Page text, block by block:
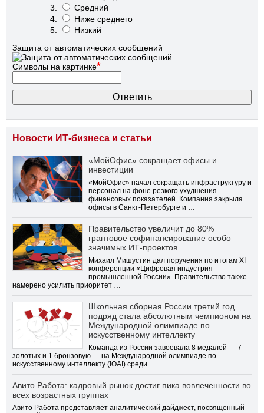
Средний
Ниже среднего
Низкий
Защита от автоматических сообщений
Символы на картинке*
Новости ИТ-бизнеса и статьи
«МойОфис» сокращает офисы и
инвестиции
«МойОфис» начал сокращать инфраструктуру и
персонал на фоне резкого ухудшения
финансовых показателей. Компания закрыла
офисы в Санкт-Петербурге и …
Правительство увеличит до 80%
грантовое софинансирование особо
значимых ИТ-проектов
Михаил Мишустин дал поручения по итогам XI
конференции «Цифровая индустрия
промышленной России». Правительство также
намерено усилить приоритет …
Школьная сборная России третий год
подряд стала абсолютным чемпионом на
Международной олимпиаде по
искусственному интеллекту
Команда из России завоевала 8 медалей — 7
золотых и 1 бронзовую — на Международной олимпиаде по
искусственному интеллекту (IOAI) среди …
Авито Работа: кадровый рынок достиг пика вовлеченности во
всех возрастных группах
Авито Работа представляет аналитический дайджест, посвященный